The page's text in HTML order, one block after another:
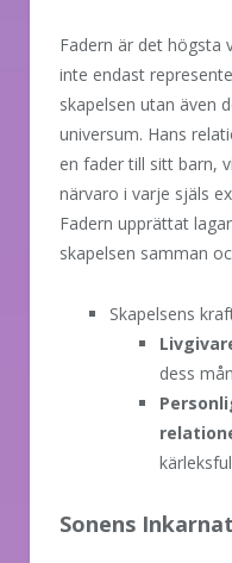
Fadern är det högsta
inte endast
skapelsen utan även
universum. Hans
en fader till sitt barn,
närvaro i varje själs
Fadern upprättat
skapelsen samman
Skapelsens
dess
Sonens